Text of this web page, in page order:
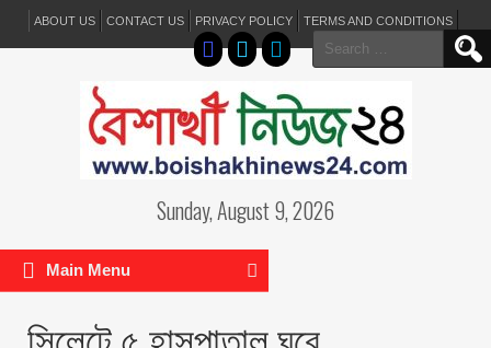
ABOUT US CONTACT US PRIVACY POLICY TERMS AND CONDITIONS
Search
for:
Sunday, August 9, 2026
Main Menu